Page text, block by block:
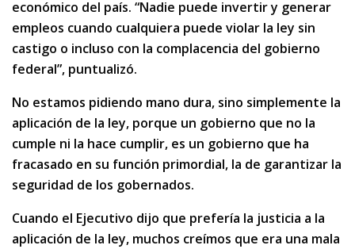
económico del país. “Nadie puede invertir y generar
empleos cuando cualquiera puede violar la ley sin
castigo o incluso con la complacencia del gobierno
federal”, puntualizó.
No estamos pidiendo mano dura, sino simplemente la
aplicación de la ley, porque un gobierno que no la
cumple ni la hace cumplir, es un gobierno que ha
fracasado en su función primordial, la de garantizar la
seguridad de los gobernados.
Cuando el Ejecutivo dijo que prefería la justicia a la
aplicación de la ley, muchos creímos que era una mala